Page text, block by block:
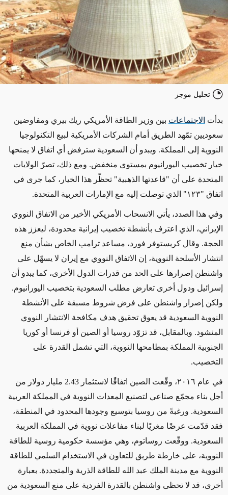
تحليل موجز
بدأتالاجتماعاتبين وزير الطاقة الأمريكي ريك بيري ومفاوضين
سعوديين تمّهد الطريق أمام الشركات الأمريكية لبيع التكنولوجيا
النووية إلى المملكة. ويبدو أن السعودية سترفض أي اتفاق لا يمنحها
خيار تخصيب اليورانيوم بمستوى منخفض. ومع ذلك، تصرّ الولايات
المتحدة على أن "قاعدتها الذهبية" تحظّر هذا الخيار، كما جرى في
اتفاق "١٢٣" الذي توصلت إليه مع الإمارات العربية المتحدة.
وفي هذا الصدد، يأتي الانسحاب الأمريكي الأخير من الاتفاق النووي
الإيراني، الذي اعترف بأنشطة تخصيب إيرانية محدودة، ليعزز هذه
الحجة. وقال كريستوفر فورد، مساعد ترامب الخاص بشأن منع
انتشار الأسلحة النووية، إن الاتفاق النووي مع إيران لا يسهّل على
واشنطن إصرارها على الحد من قدرات الدول الأخرى، كما يبدو أن
إسرائيل ودول أخرى تعارض مطلب السعودية بتخصيب اليورانيوم.
ولكن إصرار واشنطن على فرض شروط مسبقة على الأنشطة
النووية السعودية قد يعوق تحقيق هدف مكافحة الانتشار النووي
المنشود. وبالمقابل، قد تزوّد روسيا أو الصين أو فرنسا أو كوريا
الجنوبية المملكة بمطامحها النووية، التي تشمل القدرة على
التخصيب.
في عام ٢٠١٦، وقّعت الصين اتفاقًا لاستثمار 2.43 مليار دولار من
أجل بناء مجمّع صناعي لتصنيع المعدات النووية في المملكة العربية
السعودية. ورغبةً من روسيا بتوسيع وجودها المحدود في المنطقة،
فقد قدّمت عرضًا مغريًا لبناء مفاعلات نووية في المملكة العربية
السعودية. ووقّعت روساتوم، وهي مؤسسة حكومية روسية للطاقة
النووية، على خارطة طريق للتعاون في الاستخدام السلمي للطاقة
النووية مع مدينة الملك عبد الله للطاقة الذرية والمتجددة. بعبارة
أخرى، قد لا تحظى واشنطن بالقدرة الفردية على منع السعودية من